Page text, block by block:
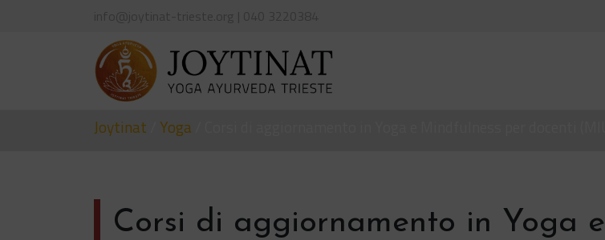
Navigazione principale
Joytinat Yoga
Corsi di aggiornamento in Yoga e